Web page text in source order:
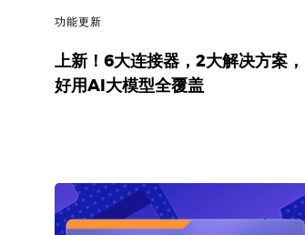
功能更新
上新！6大连接器，2大解决方案，
好用AI大模型全覆盖